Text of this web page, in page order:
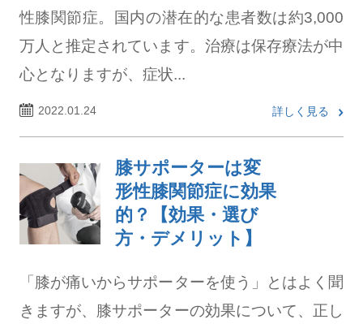
性膝関節症。国内の潜在的な患者数は約3,000
万人と推定されています。治療は保存療法が中
心となりますが、症状...
2022.01.24 詳しく見る
膝サポーターは変
形性膝関節症に効果
的？【効果・選び
方・デメリット】
「膝が痛いからサポーターを使う」とはよく聞
きますが、膝サポーターの効果について、正し